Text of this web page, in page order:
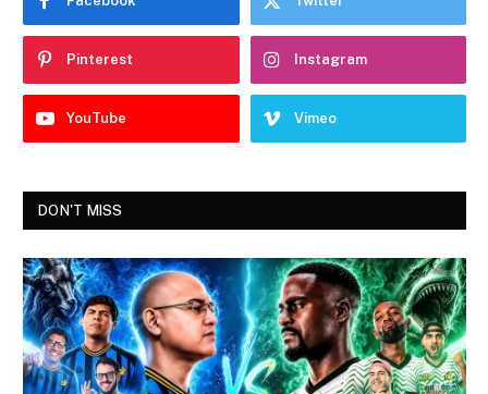
Pinterest Instagram
YouTube Vimeo
DON'T MISS